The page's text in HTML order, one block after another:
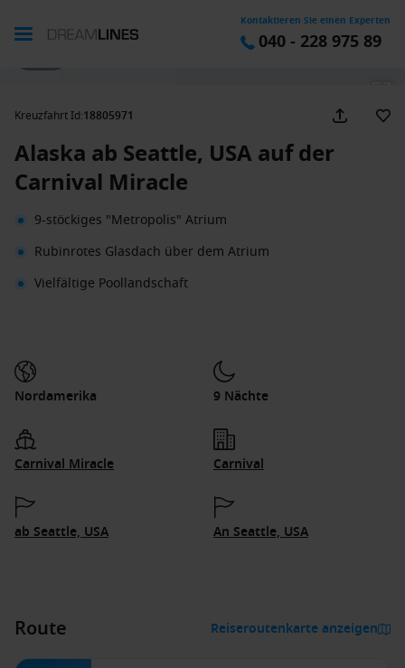
Kontaktieren Sie einen Experten
040 - 228 975 89
Kreuzfahrt Id:18805971
Alaska ab Seattle, USA auf der
Carnival Miracle
9-stöckiges "Metropolis" Atrium
Rubinrotes Glasdach über dem Atrium
Vielfältige Poollandschaft
Nordamerika 9 Nächte
Carnival Miracle Carnival
ab Seattle, USA An Seattle, USA
Route Reiseroutenkarte anzeigen